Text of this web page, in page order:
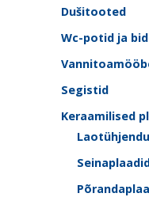
Dušitooted
Wc-potid ja
Segistid
Keraamilised